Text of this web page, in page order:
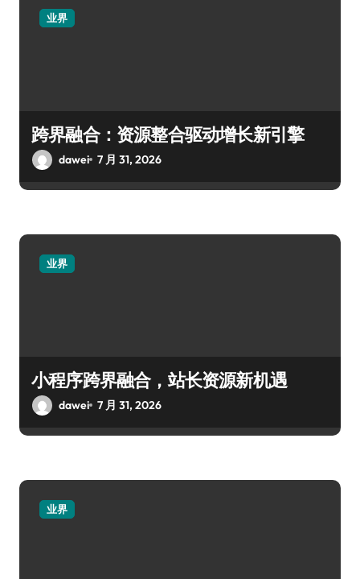
业界
跨界融合：资源整合驱动增长新引擎
dawei 7 月 31, 2026
业界
小程序跨界融合，站长资源新机遇
dawei 7 月 31, 2026
业界